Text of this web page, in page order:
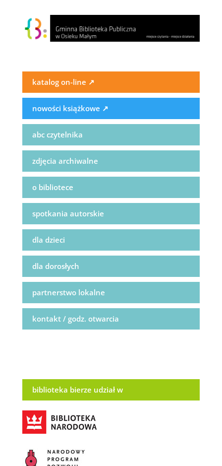
katalog on-line ↗
nowości książkowe ↗
abc czytelnika
zdjęcia archiwalne
o bibliotece
spotkania autorskie
dla dzieci
dla dorosłych
partnerstwo lokalne
kontakt / godz. otwarcia
biblioteka bierze udział w